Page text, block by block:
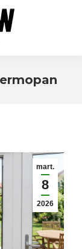
mart.
8
2026